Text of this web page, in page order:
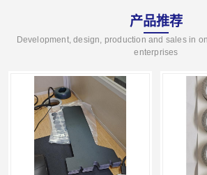
产品推荐
Development, design, production and sales in
enterprises